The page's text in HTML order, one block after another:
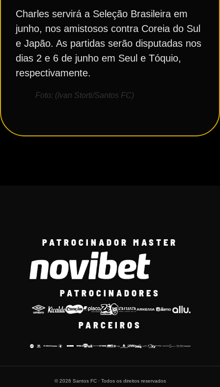
Charles servirá a Seleção Brasileira em
junho, nos amistosos contra Coreia do Sul
e Japão. As partidas serão disputadas nos
dias 2 e 6 de junho em Seul e Tóquio,
respectivamente.
Foto: (Ivan Storti/Santos FC)
PATROCINADOR MASTER
PATROCINADORES
PARCEIROS
© 2026 Santos FC · Todos os direitos reservados